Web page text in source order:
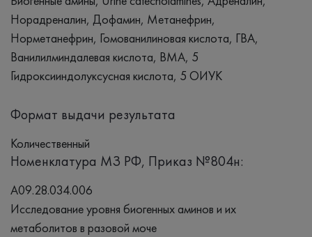
Норадреналин, Дофамин, Метанефрин,
Норметанефрин, Гомованилиновая кислота, ГВА,
Ванилилминдалевая кислота, ВМА, 5
Гидроксииндолуксусная кислота, 5 ОИУК
Формат выдачи результата
Количественный
Номенклатура МЗ РФ, Приказ №804н:
A09.28.034.006
Исследование уровня биогенных аминов и их
метаболитов в разовой моче